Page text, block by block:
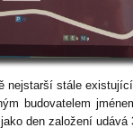
nejstarší stále
budovatelem
den založení udává